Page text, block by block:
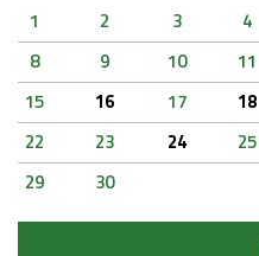
1
2 3 4
8
9 10 11
15
16 17 18
22
23 24 25
29
30